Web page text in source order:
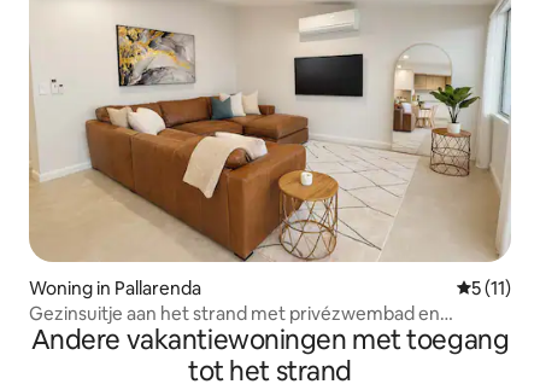
Woning in Pallarenda
5 (11)
Gezinsuitje aan het strand met privézwembad en
parkeergelegenheid
Andere vakantiewoningen met toegang
tot het strand